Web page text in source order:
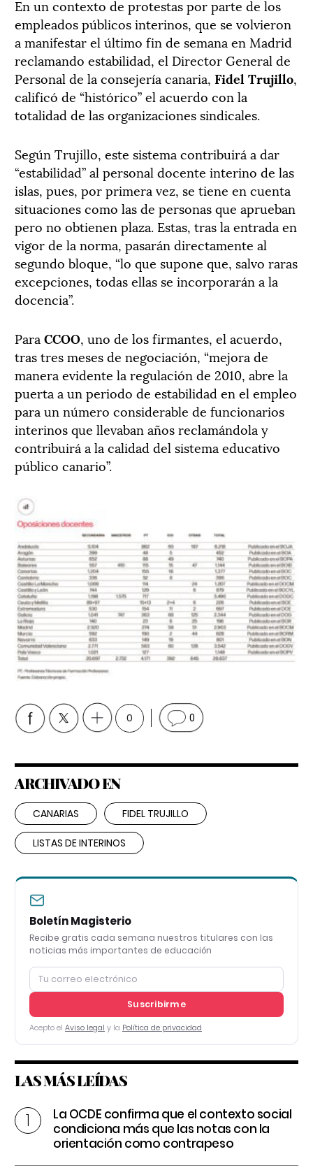
En un contexto de protestas por parte de los
empleados públicos interinos, que se volvieron
a manifestar el último fin de semana en Madrid
reclamando estabilidad, el Director General de
Personal de la consejería canaria, Fidel Trujillo,
calificó de “histórico” el acuerdo con la
totalidad de las organizaciones sindicales.
Según Trujillo, este sistema contribuirá a dar
“estabilidad” al personal docente interino de las
islas, pues, por primera vez, se tiene en cuenta
situaciones como las de personas que aprueban
pero no obtienen plaza. Estas, tras la entrada en
vigor de la norma, pasarán directamente al
segundo bloque, “lo que supone que, salvo raras
excepciones, todas ellas se incorporarán a la
docencia”.
Para CCOO, uno de los firmantes, el acuerdo,
tras tres meses de negociación, “mejora de
manera evidente la regulación de 2010, abre la
puerta a un periodo de estabilidad en el empleo
para un número considerable de funcionarios
interinos que llevaban años reclamándola y
contribuirá a la calidad del sistema educativo
público canario”.
0 0
ARCHIVADO EN
CANARIAS FIDEL TRUJILLO
LISTAS DE INTERINOS
Boletín Magisterio
Recibe gratis cada semana nuestros titulares con las
noticias más importantes de educación
Suscribirme
Acepto el Aviso legal y la Política de privacidad
LAS MÁS LEÍDAS
La OCDE confirma que el contexto social
condiciona más que las notas con la
orientación como contrapeso